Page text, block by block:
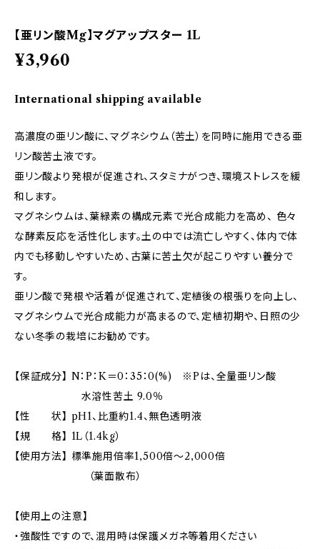
【亜リン酸Mg】マグアップスター 1L
¥3,960
International shipping available
高濃度の亜リン酸に、マグネシウム（苦土）を同時に施用できる亜
リン酸苦土液です。
亜リン酸より発根が促進され、スタミナがつき、環境ストレスを緩
和します。
マグネシウムは、葉緑素の構成元素で光合成能力を高め、 色々
な酵素反応を活性化します。土の中では流亡しやすく、体内で体
内でも移動しやすいため、古葉に苦土欠が起こりやすい養分で
す。
亜リン酸で発根や活着が促進されて、定植後の根張りを向上し、
マグネシウムで光合成能力が高まるので、定植初期や、日照の少
ない冬季の栽培にお勧めです。
【保証成分】 N：P：K＝0：35：0(%) ※Pは、全量亜リン酸
水溶性苦土 9.0％
【性 状】 pH1、比重約1.4、無色透明液
【規 格】 1L（1.4kg）
【使用方法】 標準施用倍率1,500倍～2,000倍
（葉面散布）
【使用上の注意】
・強酸性ですので、混用時は保護メガネ等着用ください